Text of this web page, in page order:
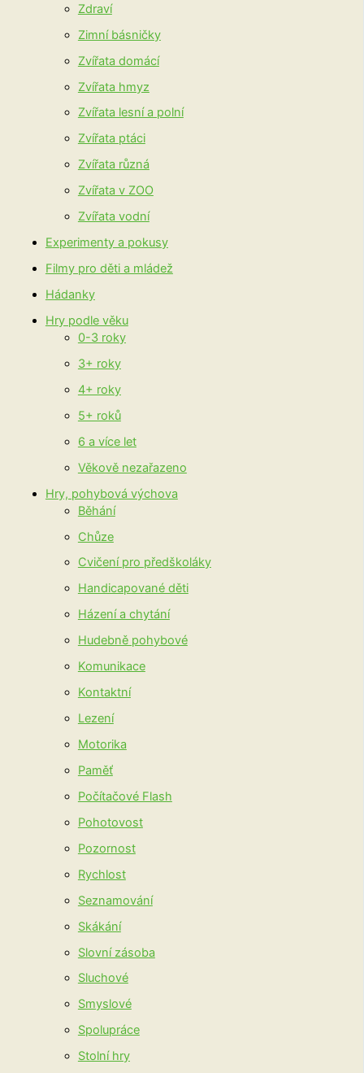
Zdraví
Zimní básničky
Zvířata domácí
Zvířata hmyz
Zvířata lesní a polní
Zvířata ptáci
Zvířata různá
Zvířata v ZOO
Zvířata vodní
Experimenty a pokusy
Filmy pro děti a mládež
Hádanky
Hry podle věku
0-3 roky
3+ roky
4+ roky
5+ roků
6 a více let
Věkově nezařazeno
Hry, pohybová výchova
Běhání
Chůze
Cvičení pro předškoláky
Handicapované děti
Házení a chytání
Hudebně pohybové
Komunikace
Kontaktní
Lezení
Motorika
Paměť
Počítačové Flash
Pohotovost
Pozornost
Rychlost
Seznamování
Skákání
Slovní zásoba
Sluchové
Smyslové
Spolupráce
Stolní hry